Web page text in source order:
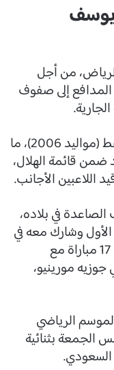
يوسف
من أجل
المدافع إلى صفوف
ويبلغ أكتشيشيك من العمر 19 عامًا فقط (مواليد 2006)، ما
ضمن قائمة الهلال،
اللاعبين الأجانب.
في بلاده،
وشارك معه في
مناسبتين، كما خاض الموسم الماضي 17 مباراة مع
مورينيو،
الرياضي
الجمعة بثنائية